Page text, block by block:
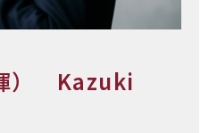
） Kazuki